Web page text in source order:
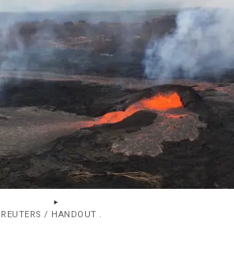
REUTERS / HANDOUT .